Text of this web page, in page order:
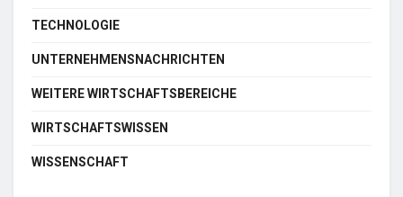
TECHNOLOGIE
UNTERNEHMENSNACHRICHTEN
WEITERE WIRTSCHAFTSBEREICHE
WIRTSCHAFTSWISSEN
WISSENSCHAFT